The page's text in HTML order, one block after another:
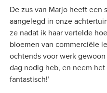
De zus van Marjo heeft een
aangelegd in onze
ze nadat ik haar vertelde
bloemen van commerciële
ochtends voor werk
dag nodig heb, en neem
fantastisch!’